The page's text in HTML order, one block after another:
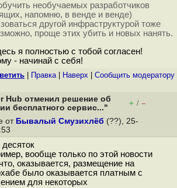
необучаемых разработчиков
напомню, в венде и венде)
другой инфраструктурой тоже
проще этих убить и новых нанять.
я полностью с тобой согласен!
- начинай с себя!
Правка| Наверх Cообщить модератору
Hub отменил решение об
бесплатного сервис..."
+ / –
от Бывалый Смузихлёб (??), 25-
вообще только по этой новости
оказывается, размещение на
было оказывается платным с
для некоторых